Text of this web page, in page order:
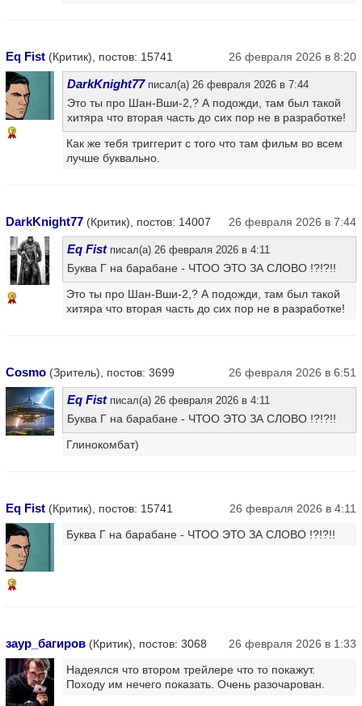
Eq Fist (Критик), постов: 15741 26 февраля 2026 в 8:20
7
DarkKnight77писал(а) 26 февраля 2026 в 7:44
Это ты про Шан-Вши-2,? А подожди, там был такой
хитяра что вторая часть до сих пор не в разработке!
Как же тебя триггерит с того что там фильм во всем
лучше буквально.
DarkKnight77 (Критик), постов: 14007 26 февраля 2026 в 7:44
5
Eq Fistписал(а) 26 февраля 2026 в 4:11
Буква Г на барабане - ЧТОО ЭТО ЗА СЛОВО !?!?!!
Это ты про Шан-Вши-2,? А подожди, там был такой
хитяра что вторая часть до сих пор не в разработке!
Cosmo (Зритель), постов: 3699 26 февраля 2026 в 6:51
Eq Fistписал(а) 26 февраля 2026 в 4:11
Буква Г на барабане - ЧТОО ЭТО ЗА СЛОВО !?!?!!
Глинокомбат)
Eq Fist (Критик), постов: 15741 26 февраля 2026 в 4:11
7
Буква Г на барабане - ЧТОО ЭТО ЗА СЛОВО !?!?!!
заур_багиров (Критик), постов: 3068 26 февраля 2026 в 1:33
Надеялся что втором трейлере что то покажут.
Походу им нечего показать. Очень разочарован.